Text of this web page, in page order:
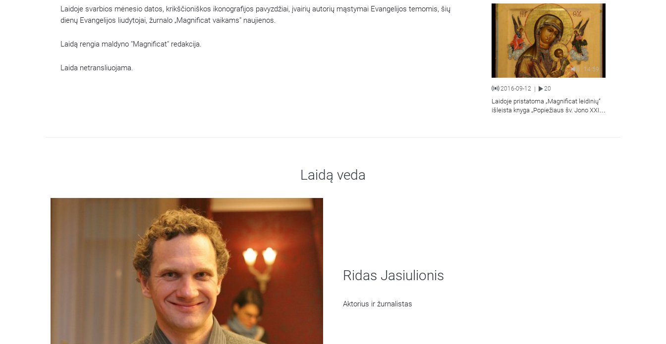
Laidoje svarbios mėnesio datos, krikščioniškos ikonografijos pavyzdžiai, įvairių autorių mąstymai Evangelijos temomis, šių
dienų Evangelijos liudytojai, žurnalo „Magnificat vaikams" naujienos.
Laidą rengia maldyno "Magnificat" redakcija.
Laida netransliuojama. 14:59
2016-09-12 | 20
Laidoje pristatoma „Magnificat leidinių“
išleista knyga „Popiežiaus šv. Jono XXIII
Laidą veda
Ridas Jasiulionis
Aktorius ir žurnalistas